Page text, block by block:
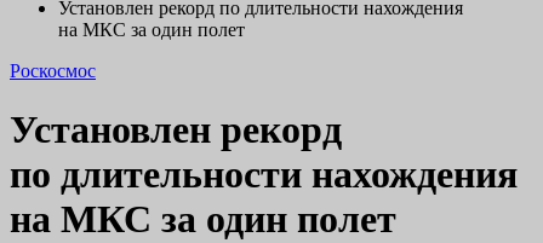
Установлен рекорд по длительности нахождения
на МКС за один полет
Роскосмос
Установлен рекорд
по длительности нахождения
на МКС за один полет